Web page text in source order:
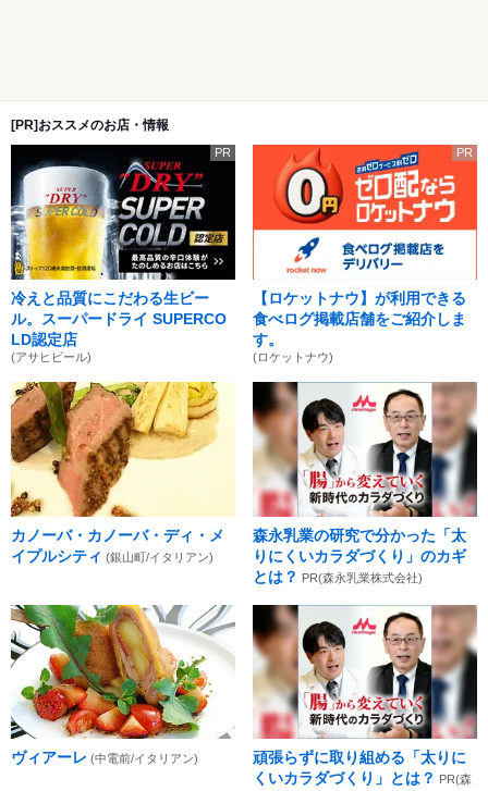
[PR]おススメのお店・情報
PR
冷えと品質にこだわる生ビー
ル。スーパードライ SUPERCO
LD認定店
(アサヒビール)
PR
【ロケットナウ】が利用できる
食べログ掲載店舗をご紹介しま
す。
(ロケットナウ)
カノーバ・カノーバ・ディ・メ
イプルシティ (銀山町/イタリアン)
森永乳業の研究で分かった「太
りにくいカラダづくり」のカギ
とは？ PR(森永乳業株式会社)
ヴィアーレ (中電前/イタリアン)
頑張らずに取り組める「太りに
くいカラダづくり」とは？ PR(森